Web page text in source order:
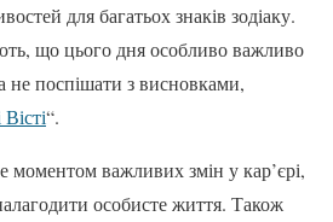
для багатьох знаків зодіаку.
що цього дня особливо важливо
не поспішати з висновками,
“.
моментом важливих змін у кар’єрі,
особисте життя. Також